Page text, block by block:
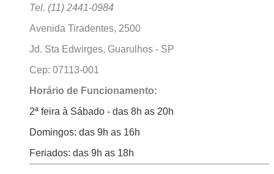
Tel. (11) 2441-0984
Avenida Tiradentes, 2500
Jd. Sta Edwirges, Guarulhos - SP
Cep: 07113-001
Horário de Funcionamento:
2ª feira à Sábado - das 8h as 20h
Domingos: das 9h as 16h
Feriados: das 9h as 18h